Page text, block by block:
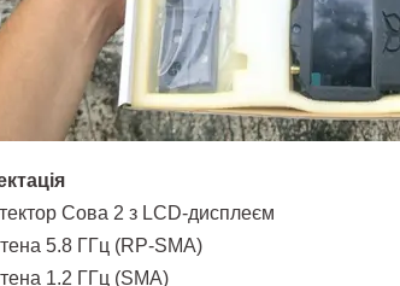
Сова 2 з LCD-дисплеєм
5.8 ГГц (RP-SMA)
1.2 ГГц (SMA)